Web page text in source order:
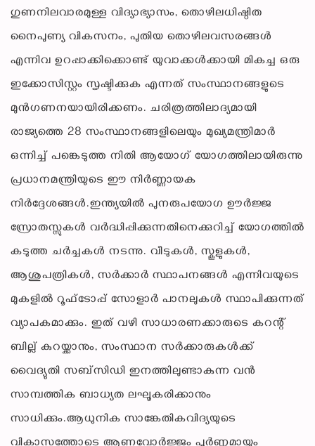
ഗുണനിലവാരമുള്ള വിദ്യാഭ്യാസം, തൊഴിലധിഷ്ഠിത
നൈപുണ്യ വികസനം, പുതിയ തൊഴിലവസരങ്ങൾ
എന്നിവ ഉറപ്പാക്കിക്കൊണ്ട് യുവാക്കൾക്കായി മികച്ച ഒരു
ഇക്കോസിസ്റ്റം സൃഷ്ടിക്കുക എന്നത് സംസ്ഥാനങ്ങളുടെ
മുൻഗണനയായിരിക്കണം. ചരിത്രത്തിലാദ്യമായി
രാജ്യത്തെ 28 സംസ്ഥാനങ്ങളിലെയും മുഖ്യമന്ത്രിമാർ
ഒന്നിച്ച് പങ്കെടുത്ത നിതി ആയോഗ് യോഗത്തിലായിരുന്നു
പ്രധാനമന്ത്രിയുടെ ഈ നിർണ്ണായക
നിർദ്ദേശങ്ങൾ.ഇന്ത്യയിൽ പുനരുപയോഗ ഊർജ്ജ
സ്രോതസ്സുകൾ വർദ്ധിപ്പിക്കുന്നതിനെക്കുറിച്ച് യോഗത്തിൽ
കടുത്ത ചർച്ചകൾ നടന്നു. വീടുകൾ, സ്കൂളുകൾ,
ആശുപത്രികൾ, സർക്കാർ സ്ഥാപനങ്ങൾ എന്നിവയുടെ
മുകളിൽ റൂഫ്‌ടോപ്പ് സോളാർ പാനലുകൾ സ്ഥാപിക്കുന്നത്
വ്യാപകമാക്കും. ഇത് വഴി സാധാരണക്കാരുടെ കറന്റ്
ബില്ല് കുറയ്ക്കാനും, സംസ്ഥാന സർക്കാരുകൾക്ക്
വൈദ്യുതി സബ്‌സിഡി ഇനത്തിലുണ്ടാകുന്ന വൻ
സാമ്പത്തിക ബാധ്യത ലഘൂകരിക്കാനും
സാധിക്കും.ആധുനിക സാങ്കേതികവിദ്യയുടെ